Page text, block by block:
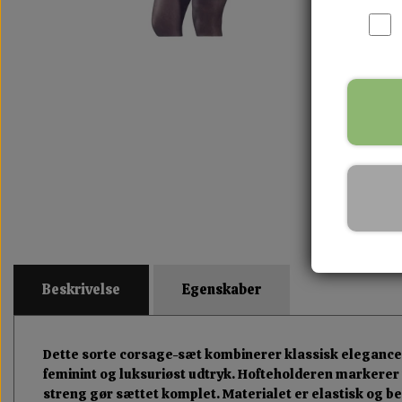
Beskrivelse Egenskaber
Dette sorte corsage-sæt kombinerer klassisk
feminint og luksuriøst udtryk. Hofteholderen
streng gør sættet komplet. Materialet er elastisk og